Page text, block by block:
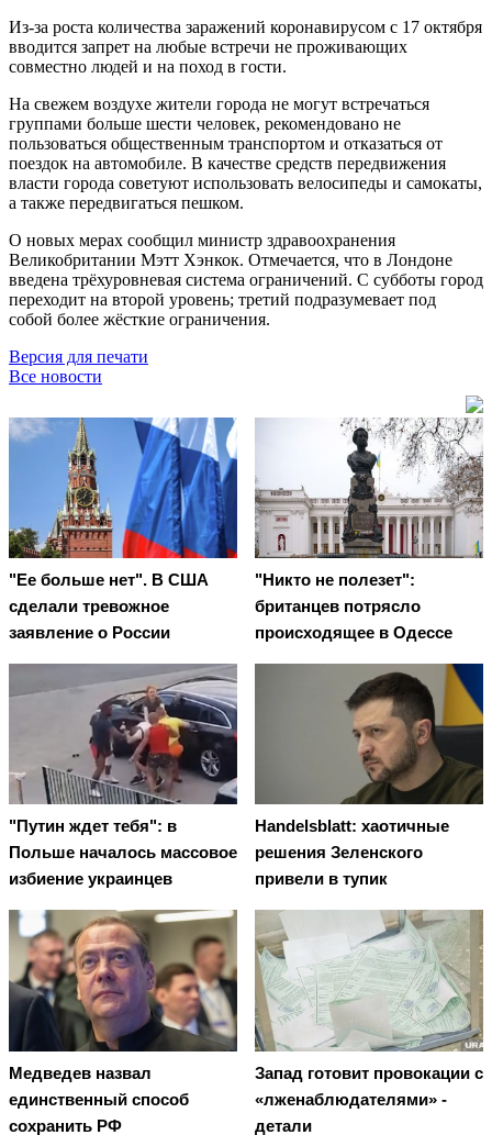
Из-за роста количества заражений коронавирусом с 17 октября
вводится запрет на любые встречи не проживающих
совместно людей и на поход в гости.
На свежем воздухе жители города не могут встречаться
группами больше шести человек, рекомендовано не
пользоваться общественным транспортом и отказаться от
поездок на автомобиле. В качестве средств передвижения
власти города советуют использовать велосипеды и самокаты,
а также передвигаться пешком.
О новых мерах сообщил министр здравоохранения
Великобритании Мэтт Хэнкок. Отмечается, что в Лондоне
введена трёхуровневая система ограничений. С субботы город
переходит на второй уровень; третий подразумевает под
собой более жёсткие ограничения.
Версия для печати
Все новости
"Ее больше нет". В США
сделали тревожное
заявление о России
"Никто не полезет":
британцев потрясло
происходящее в Одессе
"Путин ждет тебя": в
Польше началось массовое
избиение украинцев
Handelsblatt: хаотичные
решения Зеленского
привели в тупик
Медведев назвал
единственный способ
сохранить РФ
Запад готовит провокации с
«лженаблюдателями» -
детали